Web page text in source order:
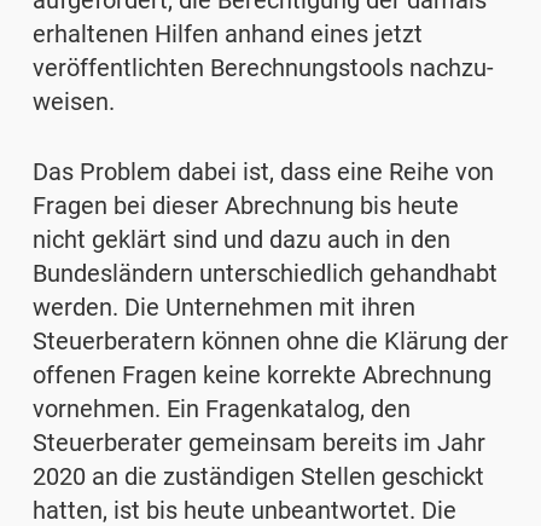
erhaltenen Hilfen anhand eines jetzt
veröffentlichten Berechnungstools nachzu­
weisen.
Das Problem dabei ist, dass eine Reihe von
Fragen bei dieser Abrechnung bis heute
nicht geklärt sind und dazu auch in den
Bundesländern unterschiedlich gehandhabt
werden. Die Unternehmen mit ihren
Steuerberatern können ohne die Klärung der
offenen Fragen keine korrekte Abrechnung
vornehmen. Ein Fragenkatalog, den
Steuerberater gemeinsam bereits im Jahr
2020 an die zuständigen Stellen geschickt
hatten, ist bis heute unbeantwortet. Die